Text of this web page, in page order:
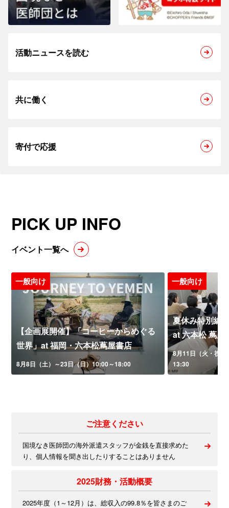
活動ニュースを読む
共に働く
寄付で応援
PICK UP INFO
イベント一覧へ
一般向け
【企画展開催】「コーヒーからめぐる
世界」at 福岡・六本松蔦屋書店
8月8日（土）～23日（日）10:00～18:00
一般向け
夏休み特別編
at 六本松 蔦屋
8月11日（火・祝
13:30
ご注意ください
国境なき医師団の海外派遣スタッフが金銭を直接求めた
り、個人情報を聞き出したりすることはありません
2025財務・活動概要
2025年度（1～12月）は、総収入の99.8％を皆さまのご